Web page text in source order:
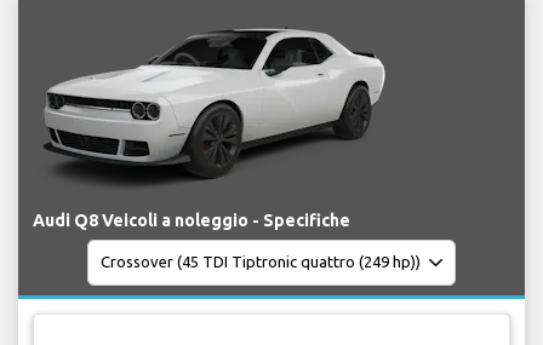
Audi Q8 Veicoli a noleggio - Specifiche